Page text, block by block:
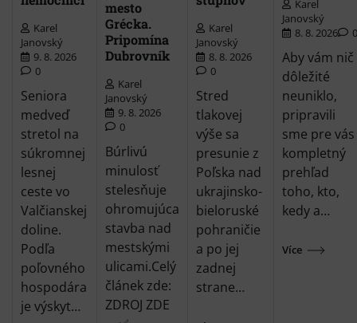
Karel
Janovský
9. 8. 2026
0
Seniora
medveď
stretol na
súkromnej
lesnej
ceste vo
Valčianskej
doline.
Podľa
poľovného
hospodára
je výskyt…
mesto
Grécka.
Pripomína
Dubrovník
Karel
Janovský
9. 8. 2026
0
Búrlivú
minulosť
stelesňuje
ohromujúca
stavba nad
mestskými
ulicami.Celý
článek zde:
ZDROJ ZDE
Karel
Janovský
8. 8. 2026
0
Stred
tlakovej
výše sa
presunie z
Poľska nad
ukrajinsko-
bieloruské
pohraničie
a po jej
zadnej
strane…
Karel
Janovský
8. 8. 2026
0
Aby vám nič
dôležité
neuniklo,
pripravili
sme pre vás
kompletný
prehľad
toho, kto,
kedy a…
Více